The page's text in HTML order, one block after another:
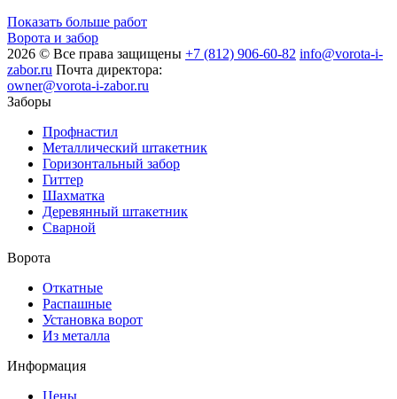
Показать больше работ
Ворота и забор
2026 © Все права защищены +7 (812) 906-60-82 info@vorota-i-
zabor.ru Почта директора:
owner@vorota-i-zabor.ru
Заборы
Профнастил
Металлический штакетник
Горизонтальный забор
Гиттер
Шахматка
Деревянный штакетник
Сварной
Ворота
Откатные
Распашные
Установка ворот
Из металла
Информация
Цены